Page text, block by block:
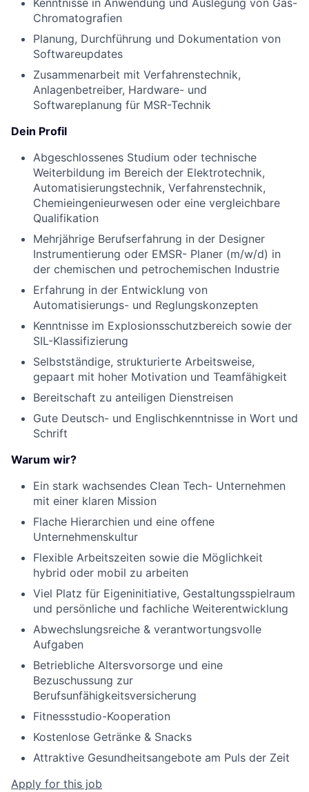
Kenntnisse in Anwendung und Auslegung von Gas-
Chromatografien
Planung, Durchführung und Dokumentation von
Softwareupdates
Zusammenarbeit mit Verfahrenstechnik,
Anlagenbetreiber, Hardware- und
Softwareplanung für MSR-Technik
Dein Profil
Abgeschlossenes Studium oder technische
Weiterbildung im Bereich der Elektrotechnik,
Automatisierungstechnik, Verfahrenstechnik,
Chemieingenieurwesen oder eine vergleichbare
Qualifikation
Mehrjährige Berufserfahrung in der Designer
Instrumentierung oder EMSR- Planer (m/w/d) in
der chemischen und petrochemischen Industrie
Erfahrung in der Entwicklung von
Automatisierungs- und Reglungskonzepten
Kenntnisse im Explosionsschutzbereich sowie der
SIL-Klassifizierung
Selbstständige, strukturierte Arbeitsweise,
gepaart mit hoher Motivation und Teamfähigkeit
Bereitschaft zu anteiligen Dienstreisen
Gute Deutsch- und Englischkenntnisse in Wort und
Schrift
Warum wir?
Ein stark wachsendes Clean Tech- Unternehmen
mit einer klaren Mission
Flache Hierarchien und eine offene
Unternehmenskultur
Flexible Arbeitszeiten sowie die Möglichkeit
hybrid oder mobil zu arbeiten
Viel Platz für Eigeninitiative, Gestaltungsspielraum
und persönliche und fachliche Weiterentwicklung
Abwechslungsreiche & verantwortungsvolle
Aufgaben
Betriebliche Altersvorsorge und eine
Bezuschussung zur
Berufsunfähigkeitsversicherung
Fitnessstudio-Kooperation
Kostenlose Getränke & Snacks
Attraktive Gesundheitsangebote am Puls der Zeit
Apply for this job